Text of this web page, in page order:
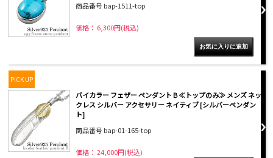
商品番号 bap-1511-top
価格： 6,300円(税込)
PICK UP
バイカラー フェザー ペンダント B ≪トップのみ≫ メンズ ネッ
クレス シルバー アクセサリー ネイティブ [シルバーペンダン
ト]
商品番号 bap-01-165-top
価格： 24,000円(税込)